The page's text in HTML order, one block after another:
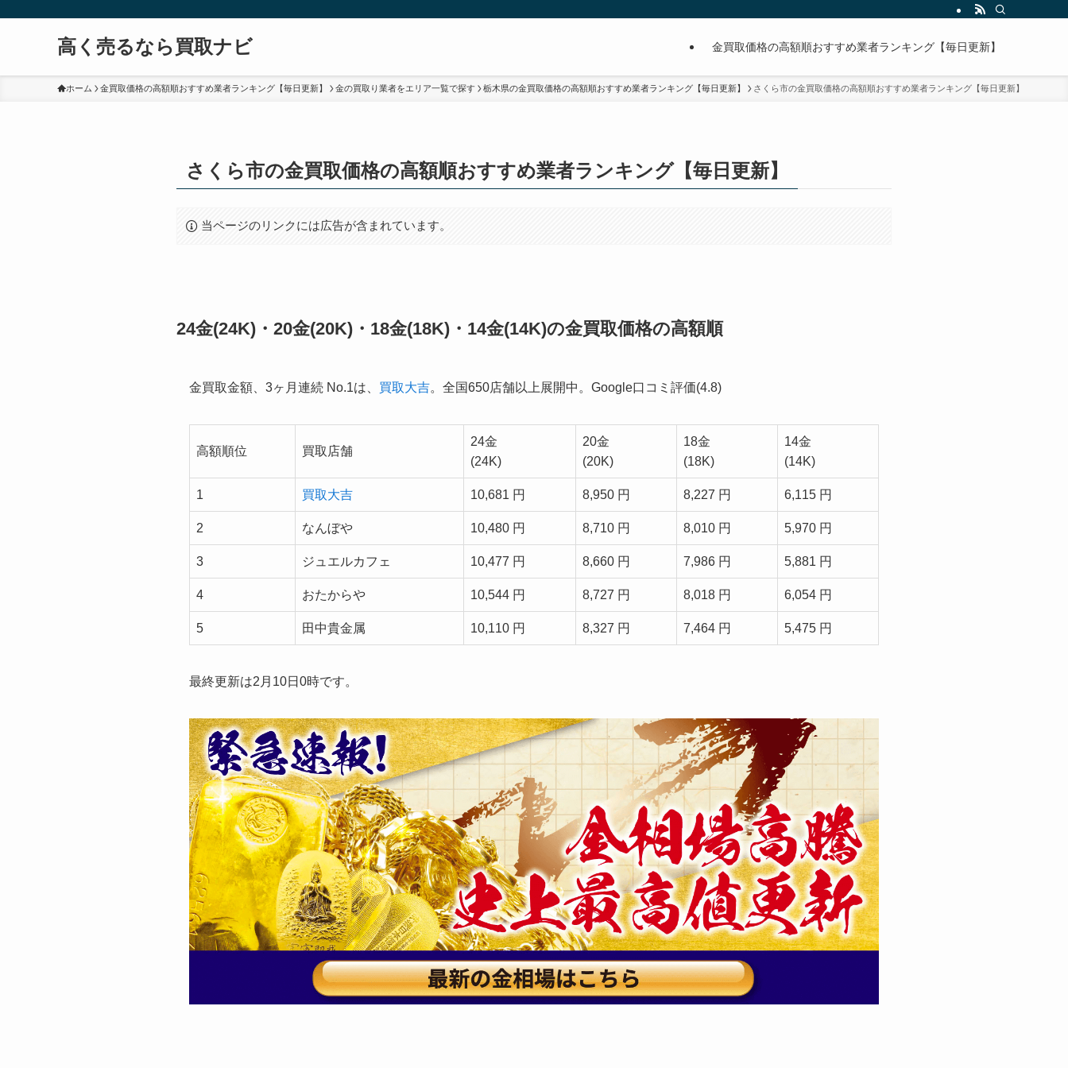
高く売るなら買取ナビ 金買取価格の高額順おすすめ業者ランキング【毎日更新】
ホーム 金買取価格の高額順おすすめ業者ランキング【毎日更新】 金の買取り業者をエリア一覧で探す 栃木県の金買取価格の高額順おすすめ業者ランキング【毎日更新】 さくら市の金買取価格の高額順おすすめ業者ランキング【毎日更新】
さくら市の金買取価格の高額順おすすめ業者ランキング【毎日更新】
当ページのリンクには広告が含まれています。
24金(24K)・20金(20K)・18金(18K)・14金(14K)の金買取価格の高額順
金買取金額、3ヶ月連続 No.1は、 買取大吉。全国650店舗以上展開中。Google口コミ評価(4.8)
高額順位 買取店舗
24金
(24K)
20金
(20K)
18金
(18K)
14金
(14K)
1 買取大吉 10,681 円 8,950 円 8,227 円 6,115 円
2 なんぼや 10,480 円 8,710 円 8,010 円 5,970 円
3 ジュエルカフェ 10,477 円 8,660 円 7,986 円 5,881 円
4 おたからや 10,544 円 8,727 円 8,018 円 6,054 円
5 田中貴金属 10,110 円 8,327 円 7,464 円 5,475 円
最終更新は2月10日0時です。